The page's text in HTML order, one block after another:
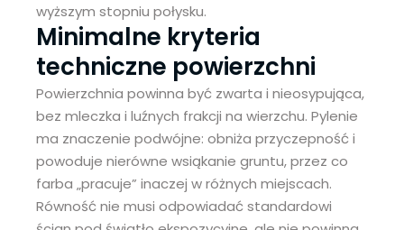
wyższym stopniu połysku.
Minimalne kryteria
techniczne powierzchni
Powierzchnia powinna być zwarta i nieosypująca,
bez mleczka i luźnych frakcji na wierzchu. Pylenie
ma znaczenie podwójne: obniża przyczepność i
powoduje nierówne wsiąkanie gruntu, przez co
farba „pracuje” inaczej w różnych miejscach.
Równość nie musi odpowiadać standardowi